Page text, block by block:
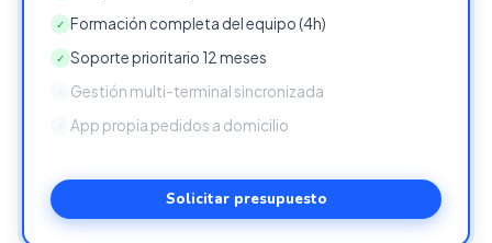
✓ Formación completa del equipo (4h)
✓ Soporte prioritario 12 meses
Gestión multi-terminal sincronizada
App propia pedidos a domicilio
Solicitar presupuesto